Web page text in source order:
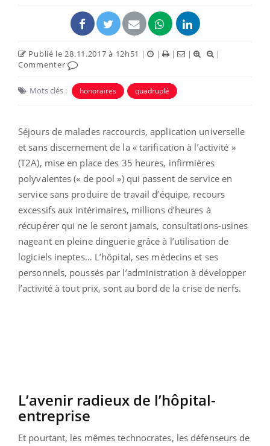
Publié le 28.11.2017 à 12h51 | | | |
|
Commenter
Mots clés : honoraires quadruplé
Séjours de malades raccourcis, application universelle
et sans discernement de la « tarification à l’activité »
(T2A), mise en place des 35 heures, infirmières
polyvalentes (« de pool ») qui passent de service en
service sans produire de travail d’équipe, recours
excessifs aux intérimaires, millions d’heures à
récupérer qui ne le seront jamais, consultations-usines
nageant en pleine dinguerie grâce à l’utilisation de
logiciels ineptes… L’hôpital, ses médecins et ses
personnels, poussés par l’administration à développer
l’activité à tout prix, sont au bord de la crise de nerfs.
L’avenir radieux de l’hôpital-
entreprise
Et pourtant, les mêmes technocrates, les défenseurs de